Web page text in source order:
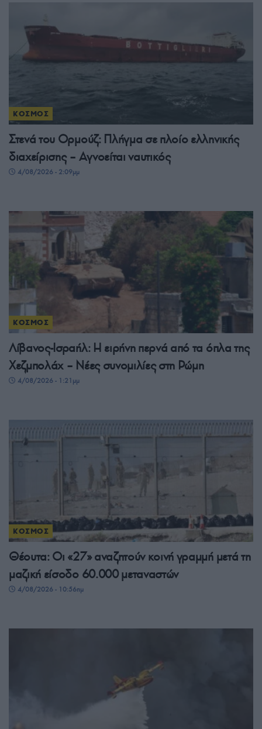
ΚΟΣΜΟΣ
Στενά του Ορμούζ: Πλήγμα σε πλοίο ελληνικής
διαχείρισης – Αγνοείται ναυτικός
4/08/2026 - 2:09μμ
ΚΟΣΜΟΣ
Λίβανος-Ισραήλ: Η ειρήνη περνά από τα όπλα της
Χεζμπολάχ – Νέες συνομιλίες στη Ρώμη
4/08/2026 - 1:21μμ
ΚΟΣΜΟΣ
Θέουτα: Οι «27» αναζητούν κοινή γραμμή μετά τη
μαζική είσοδο 60.000 μεταναστών
4/08/2026 - 10:56πμ